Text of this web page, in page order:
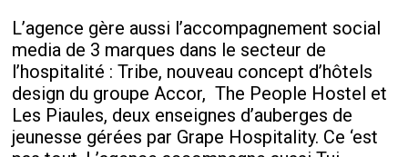
L’agence gère aussi l’accompagnement social
media de 3 marques dans le secteur de
l’hospitalité : Tribe, nouveau concept d’hôtels
design du groupe Accor, The People Hostel et
Les Piaules, deux enseignes d’auberges de
jeunesse gérées par Grape Hospitality. Ce ‘est